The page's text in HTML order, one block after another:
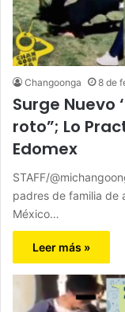
Changoonga 8 de
Surge Nuevo
roto”; Lo
Edomex
STAFF/
padres de familia de
México…
Leer más »